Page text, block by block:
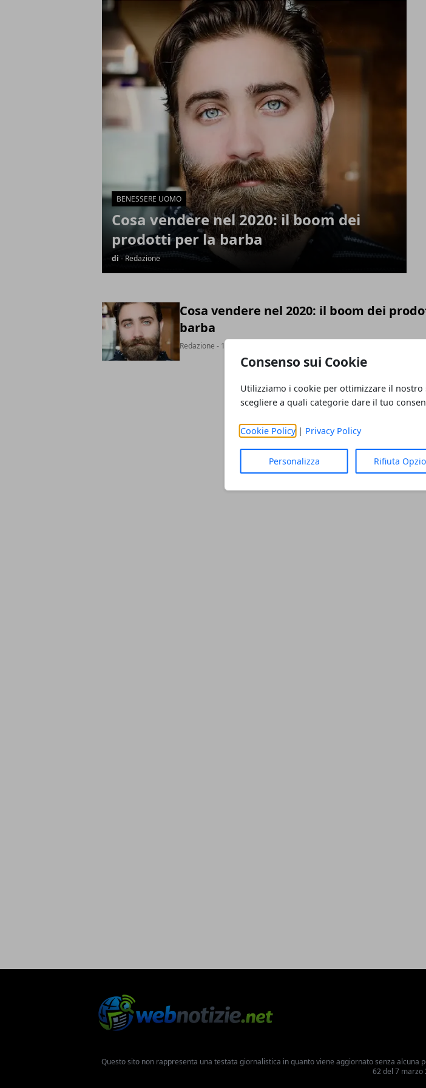
Consenso sui Cookie
Utilizziamo i cookie per ottimizzare il
scegliere a quali categorie dare il tuo
Cookie Policy| Privacy Policy
Personalizza Rifiuta
Articoli in Evidenza
BENESSERE UOMO
Cosa vendere nel 2020: il boom dei
prodotti per la barba
di - Redazione
Cosa vendere nel 2020: il boom dei
barba
Redazione - 10 lug 2020
Questo sito non rappresenta una testata giornalistica in quanto viene aggiornato senza
62 del 7 marzo